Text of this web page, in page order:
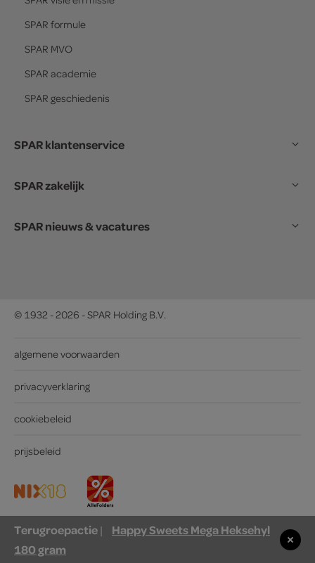
SPAR formule
SPAR MVO
SPAR academie
SPAR geschiedenis
SPAR klantenservice
SPAR zakelijk
SPAR nieuws & vacatures
© 1932 - 2026 - SPAR Holding B.V.
algemene voorwaarden
privacyverklaring
cookiebeleid
prijsbeleid
Terugroepactie|
Happy Sweets Mega Heksehyl
180 gram